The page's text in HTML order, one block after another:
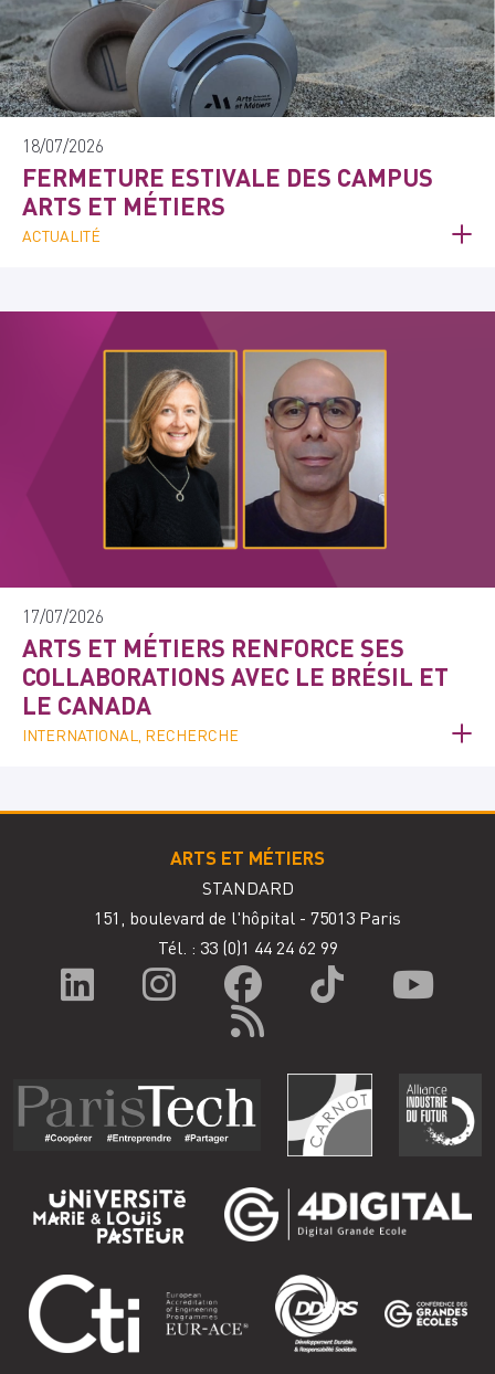
18/07/2026
FERMETURE ESTIVALE DES CAMPUS
ARTS ET MÉTIERS
ACTUALITÉ
17/07/2026
ARTS ET MÉTIERS RENFORCE SES
COLLABORATIONS AVEC LE BRÉSIL ET
LE CANADA
INTERNATIONAL, RECHERCHE
ARTS ET MÉTIERS
STANDARD
151, boulevard de l'hôpital - 75013 Paris
Tél. : 33 (0)1 44 24 62 99